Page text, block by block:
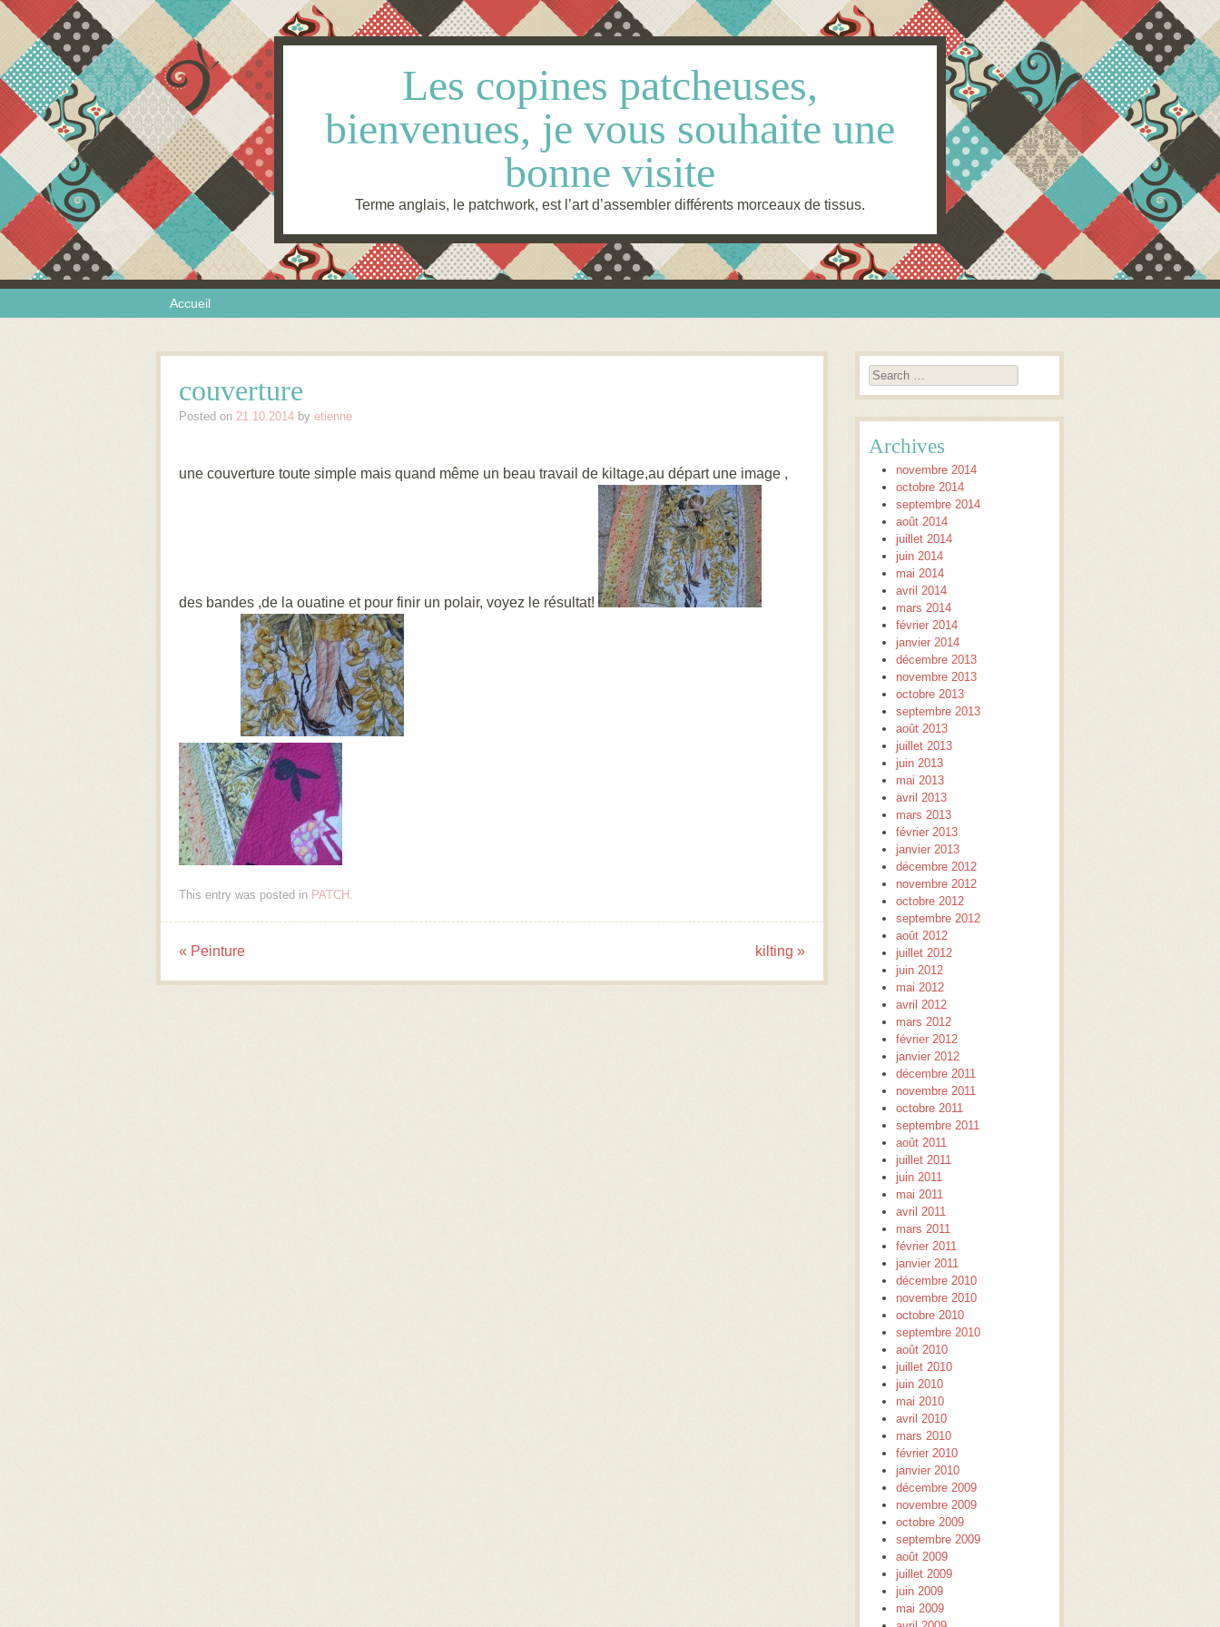
Les copines patcheuses,
bienvenues, je vous souhaite une
bonne visite
Terme anglais, le patchwork, est l’art d’assembler différents morceaux de tissus.
Menu Accueil
couverture
Posted on 21.10.2014 by etienne
une couverture toute simple mais quand même un beau travail de kiltage,au départ une image ,
des bandes ,de la ouatine et pour finir un polair, voyez le résultat!
This entry was posted in PATCH .
Post navigation
« Peinture kilting »
Search
Archives
novembre 2014
octobre 2014
septembre 2014
août 2014
juillet 2014
juin 2014
mai 2014
avril 2014
mars 2014
février 2014
janvier 2014
décembre 2013
novembre 2013
octobre 2013
septembre 2013
août 2013
juillet 2013
juin 2013
mai 2013
avril 2013
mars 2013
février 2013
janvier 2013
décembre 2012
novembre 2012
octobre 2012
septembre 2012
août 2012
juillet 2012
juin 2012
mai 2012
avril 2012
mars 2012
février 2012
janvier 2012
décembre 2011
novembre 2011
octobre 2011
septembre 2011
août 2011
juillet 2011
juin 2011
mai 2011
avril 2011
mars 2011
février 2011
janvier 2011
décembre 2010
novembre 2010
octobre 2010
septembre 2010
août 2010
juillet 2010
juin 2010
mai 2010
avril 2010
mars 2010
février 2010
janvier 2010
décembre 2009
novembre 2009
octobre 2009
septembre 2009
août 2009
juillet 2009
juin 2009
mai 2009